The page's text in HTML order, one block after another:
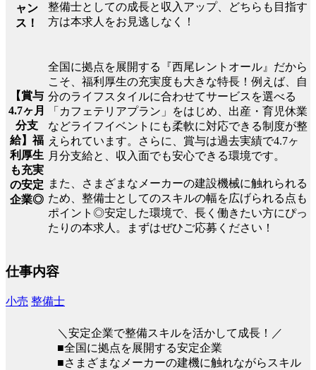
ャン
ス！
整備士としての成長と収入アップ、どちらも目指す
方は本求人をお見逃しなく！
【賞与
4.7ヶ月
分支
給】福
利厚生
も充実
の安定
企業◎
全国に拠点を展開する『西尾レントオール』だから
こそ、福利厚生の充実度も大きな特長！例えば、自
分のライフスタイルに合わせてサービスを選べる
「カフェテリアプラン」をはじめ、出産・育児休業
などライフイベントにも柔軟に対応できる制度が整
えられています。さらに、賞与は過去実績で4.7ヶ
月分支給と、収入面でも安心できる環境です。
また、さまざまなメーカーの建設機械に触れられる
ため、整備士としてのスキルの幅を広げられる点も
ポイント◎安定した環境で、長く働きたい方にぴっ
たりの本求人。まずはぜひご応募ください！
仕事内容
小売 整備士
＼安定企業で整備スキルを活かして成長！／
■全国に拠点を展開する安定企業
■さまざまなメーカーの建機に触れながらスキル